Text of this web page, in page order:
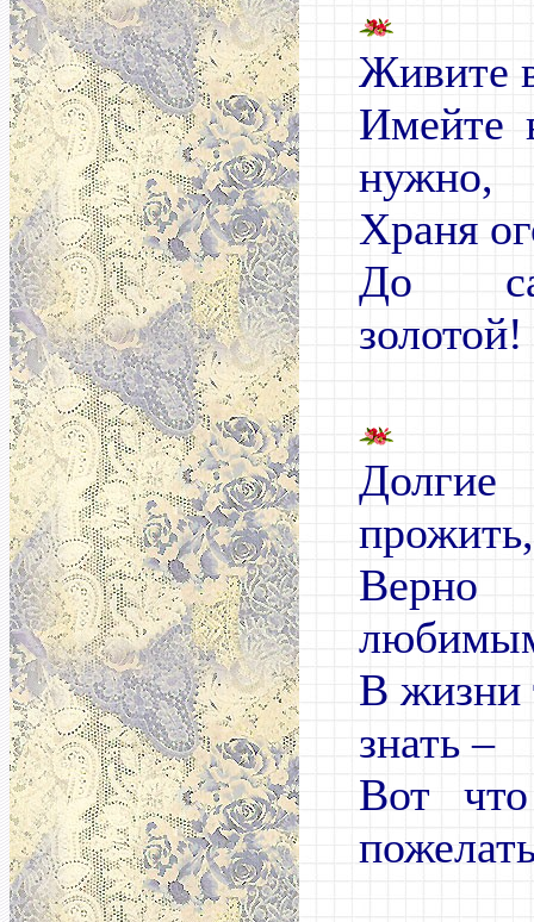
Живите
Имейте
нужно,
Храня
До
золотой!
прожить,
В жизни
знать –
Вот